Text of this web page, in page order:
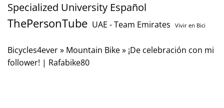
Specialized University Español
ThePersonTube UAE - Team Emirates Vivir en Bici
Bicycles4ever» Mountain Bike» ¡De celebración con mi
follower! | Rafabike80